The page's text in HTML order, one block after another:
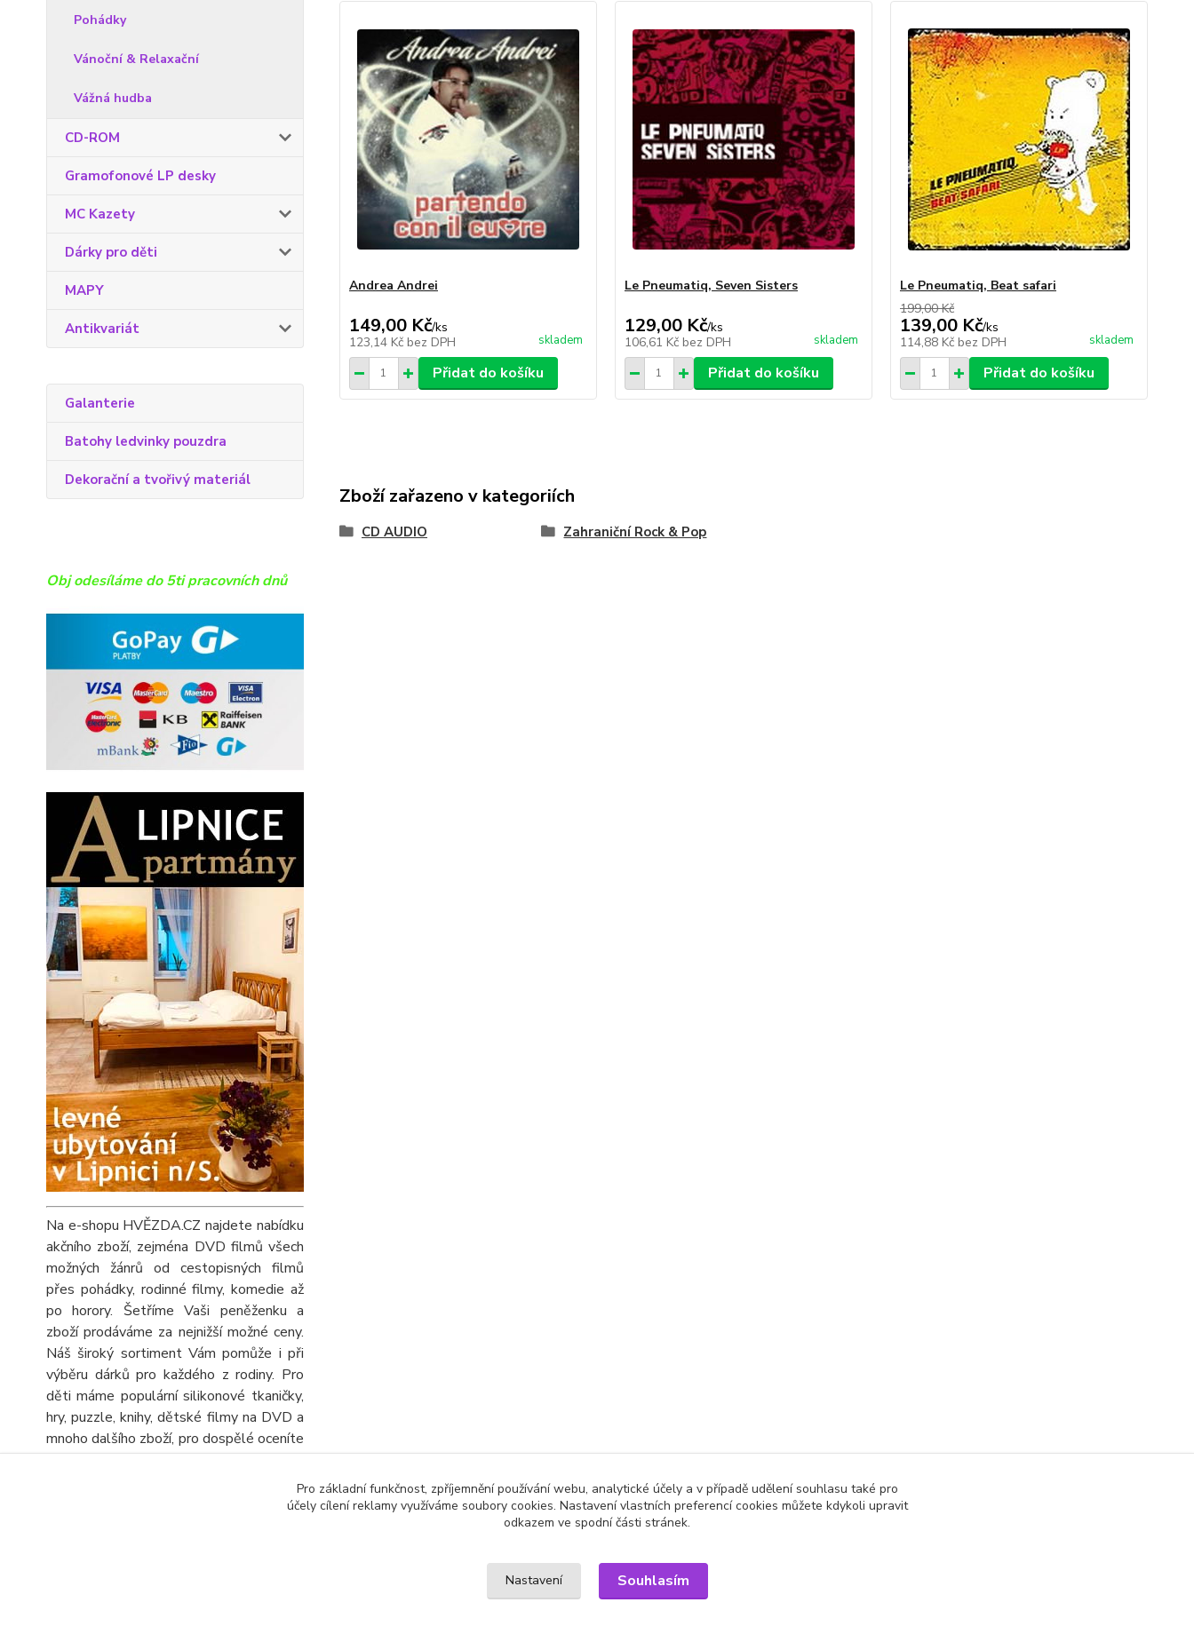
Pohádky
Vánoční & Relaxační
Vážná hudba
CD-ROM
Gramofonové LP desky
MC Kazety
Dárky pro děti
MAPY
Antikvariát
Galanterie
Batohy ledvinky pouzdra
Dekorační a tvořivý materiál
Obj odesíláme do 5ti pracovních dnů
Na e-shopu HVĚZDA.CZ najdete nabídku
akčního zboží, zejména DVD filmů všech
možných žánrů od cestopisných filmů
přes pohádky, rodinné filmy, komedie až
po horory. Šetříme Vaši peněženku a
zboží prodáváme za nejnižší možné ceny.
Náš široký sortiment Vám pomůže i při
výběru dárků pro každého z rodiny. Pro
děti máme populární silikonové tkaničky,
hry, puzzle, knihy, dětské filmy na DVD a
mnoho dalšího zboží, pro dospělé oceníte
velký výběr knih, DVD filmů, turistických
map a automap a seniory potěšíme
obrovskou nabídkou různých křížovek a
Andrea Andrei
149,00 Kč/ks
123,14 Kč bez DPH skladem
Přidat do košíku
Le Pneumatiq, Seven Sisters
129,00 Kč/ks
106,61 Kč bez DPH skladem
Přidat do košíku
Le Pneumatiq, Beat safari
199,00 Kč
139,00 Kč/ks
114,88 Kč bez DPH skladem
Přidat do košíku
Zboží zařazeno v kategoriích
CD AUDIO Zahraniční Rock & Pop
Pro základní funkčnost, zpříjemnění používání webu, analytické účely a v případě udělení souhlasu také pro
účely cílení reklamy využíváme soubory cookies. Nastavení vlastních preferencí cookies můžete kdykoli upravit
odkazem ve spodní části stránek.
Nastavení Souhlasím